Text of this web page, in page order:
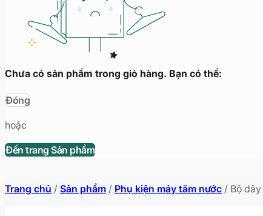
Chưa có sản phẩm trong giỏ hàng. Bạn có thể:
Đóng
hoặc
Đến trang Sản phẩm
Trang chủ / Sản phẩm / Phụ kiện máy tăm nước / Bộ